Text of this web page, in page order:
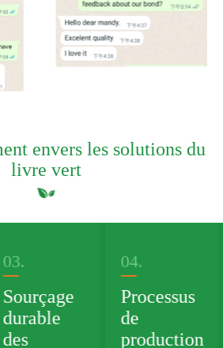
envers les solutions du
livre vert
04.
Processus
de
production
05.
Portefeuille
de produits
verts